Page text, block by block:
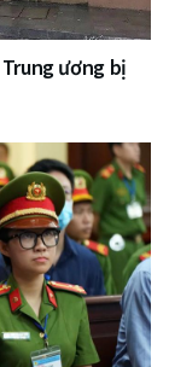
ương bị